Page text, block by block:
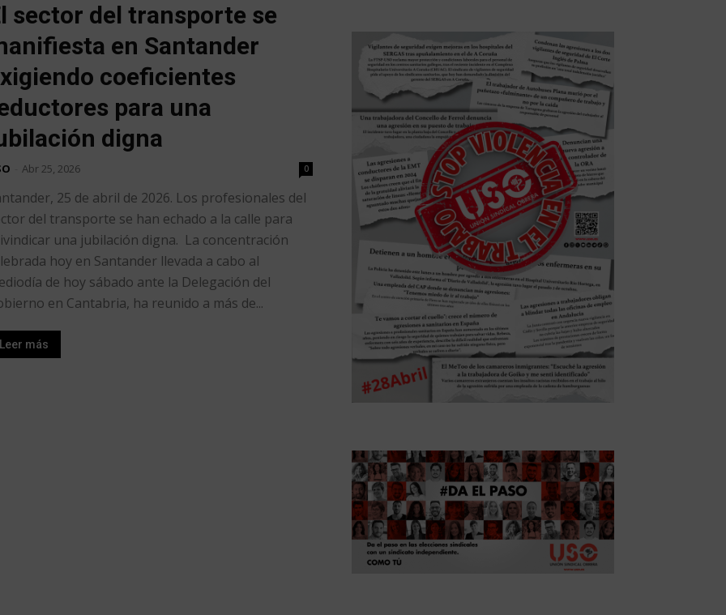
sector del transporte se
en Santander
coeficientes
para una
digna
Abr 25, 2026 0
25 de abril de 2026. Los profesionales del
del transporte se han echado a la calle para
una jubilación digna. La concentración
hoy en Santander llevada a cabo al
de hoy sábado ante la Delegación del
en Cantabria, ha reunido a más de...
Leer más